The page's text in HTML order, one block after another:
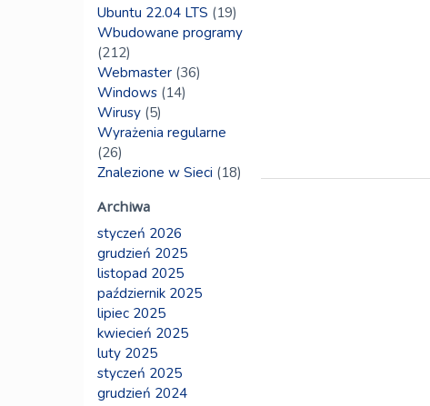
Ubuntu 22.04 LTS (19)
Wbudowane programy
(212)
Webmaster (36)
Windows (14)
Wirusy (5)
Wyrażenia regularne
(26)
Znalezione w Sieci (18)
Archiwa
styczeń 2026
grudzień 2025
listopad 2025
październik 2025
lipiec 2025
kwiecień 2025
luty 2025
styczeń 2025
grudzień 2024